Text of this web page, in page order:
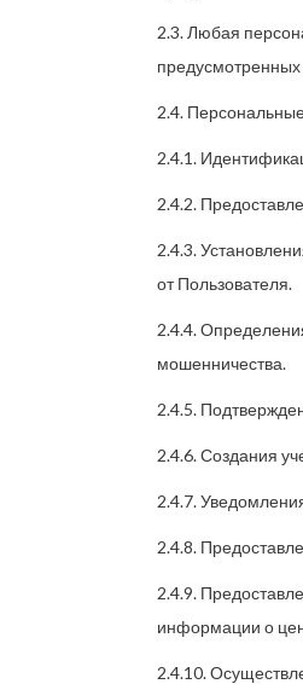
2.3. Любая
2.4.
2.4.1.
2.4.2.
2.4.3.
от Пользователя.
2.4.4.
мошенничества.
2.4.5.
2.4.6. Создания
2.4.7.
2.4.8.
2.4.9.
информации о
2.4.10.